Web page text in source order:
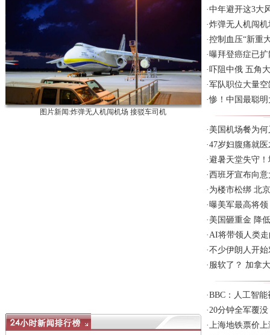
图片新闻:炸弹无人机闯机场 接驳车司机
·中年避开这3大
·炸弹无人机闯
·控制血压“新重
·曝拜登癌症已
·吓阻中俄 五角
·军队职位大量
·惨！中国最聪
· 美国机场餐为
·47岁妇腹痛就
·避暑天堂失守
·西班牙宣布向
· 为楼市松绑 北
·曝美军最高将
· 美国砸重金 降
·AI将带领人类走
·不少伊朗人开
· 服软了？ 加拿
·BBC：人工智
·20分钟全军覆
·上海地铁票价